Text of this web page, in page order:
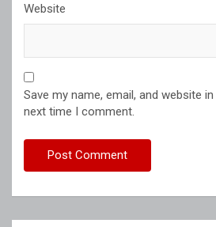
Website
Save my name, email, and website
next time I comment.